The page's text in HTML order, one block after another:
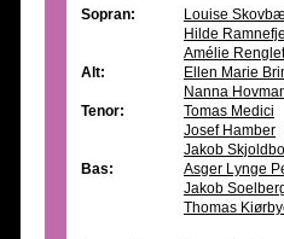
Sopran:
Louise
Hilde
Amélie Renglet
Alt:
Ellen Marie
Nanna
Tenor:
Tomas Medici
Josef Hamber
Jakob
Bas:
Asger Lynge
Jakob
Thomas